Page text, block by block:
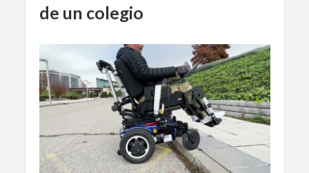
de un colegio